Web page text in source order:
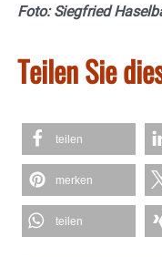
Foto: Siegfried
Teilen Sie
teilen
merken
teilen